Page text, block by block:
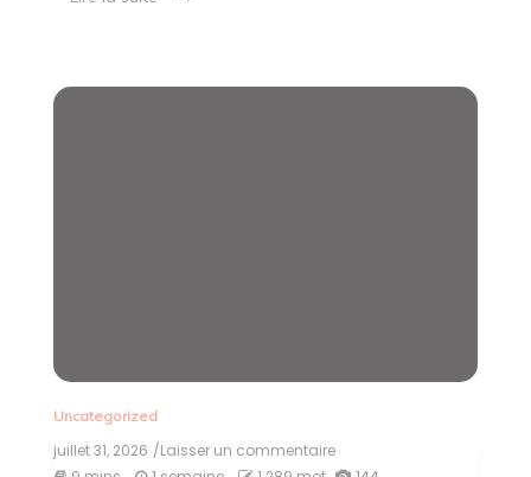
Uncategorized
juillet 31, 2026 /Laisser un commentaireon
Avocat